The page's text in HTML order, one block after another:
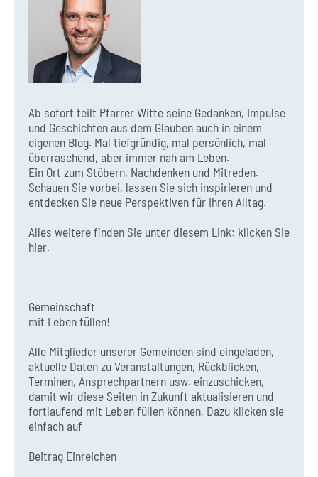
Ab sofort teilt Pfarrer Witte seine Gedanken, Impulse
und Geschichten aus dem Glauben auch in einem
eigenen Blog. Mal tiefgründig, mal persönlich, mal
überraschend, aber immer nah am Leben.
Ein Ort zum Stöbern, Nachdenken und Mitreden.
Schauen Sie vorbei, lassen Sie sich inspirieren und
entdecken Sie neue Perspektiven für Ihren Alltag.
Alles weitere finden Sie unter diesem Link: klicken Sie
hier.
Gemeinschaft
mit Leben füllen!
Alle Mitglieder unserer Gemeinden sind eingeladen,
aktuelle Daten zu Veranstaltungen, Rückblicken,
Terminen, Ansprechpartnern usw. einzuschicken,
damit wir diese Seiten in Zukunft aktualisieren und
fortlaufend mit Leben füllen können. Dazu klicken sie
einfach auf
Beitrag Einreichen